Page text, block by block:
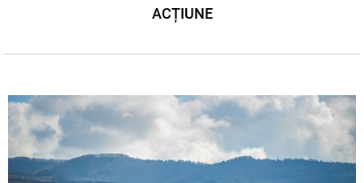
ACȚIUNE